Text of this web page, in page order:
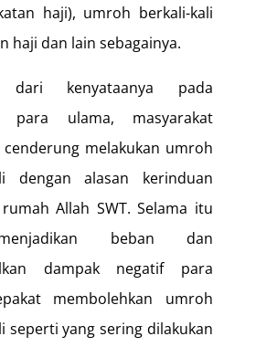
haji), umroh berkali-kali
haji dan lain sebagainya.
dari kenyataanya pada
para ulama, masyarakat
cenderung melakukan umroh
dengan alasan kerinduan
Allah SWT. Selama itu
beban dan
dampak negatif para
membolehkan umroh
seperti yang sering dilakukan